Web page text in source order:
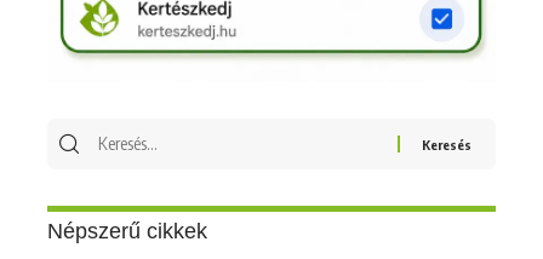
Keresés
Népszerű cikkek